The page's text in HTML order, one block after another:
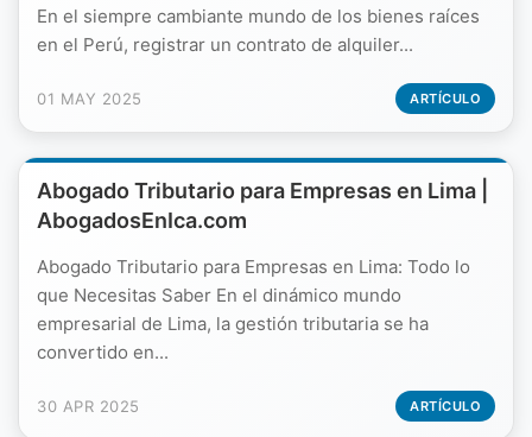
En el siempre cambiante mundo de los bienes raíces
en el Perú, registrar un contrato de alquiler...
01 MAY 2025 ARTÍCULO
Abogado Tributario para Empresas en Lima |
AbogadosEnIca.com
Abogado Tributario para Empresas en Lima: Todo lo
que Necesitas Saber En el dinámico mundo
empresarial de Lima, la gestión tributaria se ha
convertido en...
30 APR 2025 ARTÍCULO